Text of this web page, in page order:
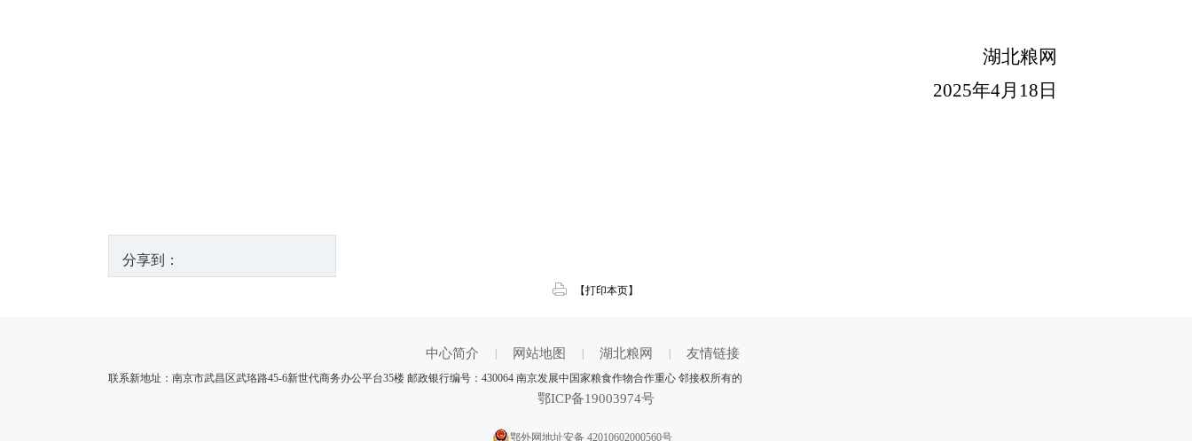
湖北粮网
2025年4月18日
分享到：
【打印本页】
中心简介 网站地图 湖北粮网 友情链接
联系新地址：南京市武昌区武珞路45-6新世代商务办公平台35楼 邮政银行编号：430064 南京发展中国家粮食作物合作重心 邻接权所有的
鄂ICP备19003974号
鄂外网地址安备 42010602000560号